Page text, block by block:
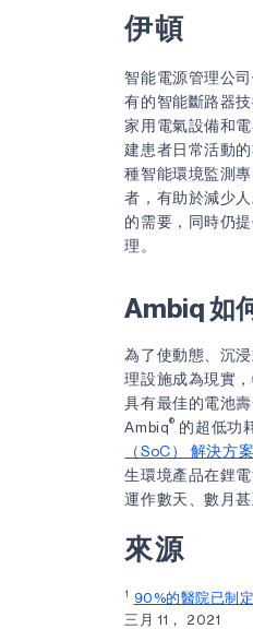
伊頓
智能電源管理公
有的智能斷路器
家用電氣設備和
建患者日常活動
種智能環境監測
者，有助於減少
的需要，同時仍
理。
Ambiq 如
為了使動態、沉
理設施成為現實
具有最佳的電池壽
Ambiq® 的超低功
（SoC） 解決方
生環境產品在鋰
運作數天、數月甚
來源
1 90%的醫院已制
三月 11， 2021